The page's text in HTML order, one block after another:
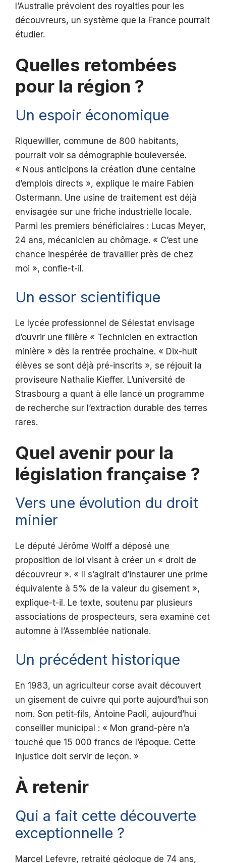
l’Australie prévoient des royalties pour les
découvreurs, un système que la France pourrait
étudier.
Quelles retombées
pour la région ?
Un espoir économique
Riquewiller, commune de 800 habitants,
pourrait voir sa démographie bouleversée.
« Nous anticipons la création d’une centaine
d’emplois directs », explique le maire Fabien
Ostermann. Une usine de traitement est déjà
envisagée sur une friche industrielle locale.
Parmi les premiers bénéficiaires : Lucas Meyer,
24 ans, mécanicien au chômage. « C’est une
chance inespérée de travailler près de chez
moi », confie-t-il.
Un essor scientifique
Le lycée professionnel de Sélestat envisage
d’ouvrir une filière « Technicien en extraction
minière » dès la rentrée prochaine. « Dix-huit
élèves se sont déjà pré-inscrits », se réjouit la
proviseure Nathalie Kieffer. L’université de
Strasbourg a quant à elle lancé un programme
de recherche sur l’extraction durable des terres
rares.
Quel avenir pour la
législation française ?
Vers une évolution du droit
minier
Le député Jérôme Wolff a déposé une
proposition de loi visant à créer un « droit de
découvreur ». « Il s’agirait d’instaurer une prime
équivalente à 5% de la valeur du gisement »,
explique-t-il. Le texte, soutenu par plusieurs
associations de prospecteurs, sera examiné cet
automne à l’Assemblée nationale.
Un précédent historique
En 1983, un agriculteur corse avait découvert
un gisement de cuivre qui porte aujourd’hui son
nom. Son petit-fils, Antoine Paoli, aujourd’hui
conseiller municipal : « Mon grand-père n’a
touché que 15 000 francs de l’époque. Cette
injustice doit servir de leçon. »
À retenir
Qui a fait cette découverte
exceptionnelle ?
Marcel Lefevre, retraité géologue de 74 ans,